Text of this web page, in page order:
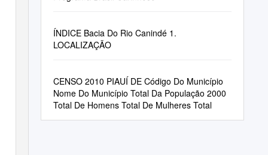
ÍNDICE Bacia Do Rio Canindé 1.
LOCALIZAÇÃO
CENSO 2010 PIAUÍ DE Código Do Município
Nome Do Município Total Da População 2000
Total De Homens Total De Mulheres Total